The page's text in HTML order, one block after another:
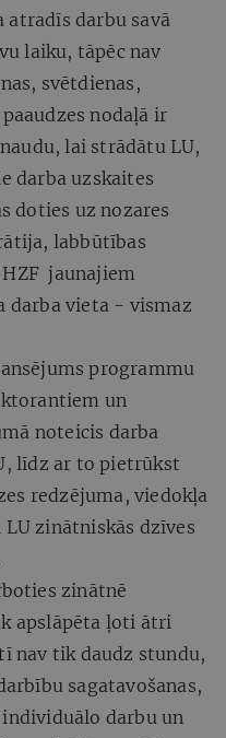
darbu savā
laiku, tāpēc nav
svētdienas,
nodaļā ir
lai strādātu LU,
darba uzskaites
doties uz nozares
labbūtības
HZF jaunajiem
darba vieta - vismaz
programmu
un
noteicis darba
līdz ar to pietrūkst
redzējuma, viedokļa
zinātniskās dzīves
zinātnē
apslāpēta ļoti ātri
nav tik daudz stundu,
sagatavošanas,
darbu un